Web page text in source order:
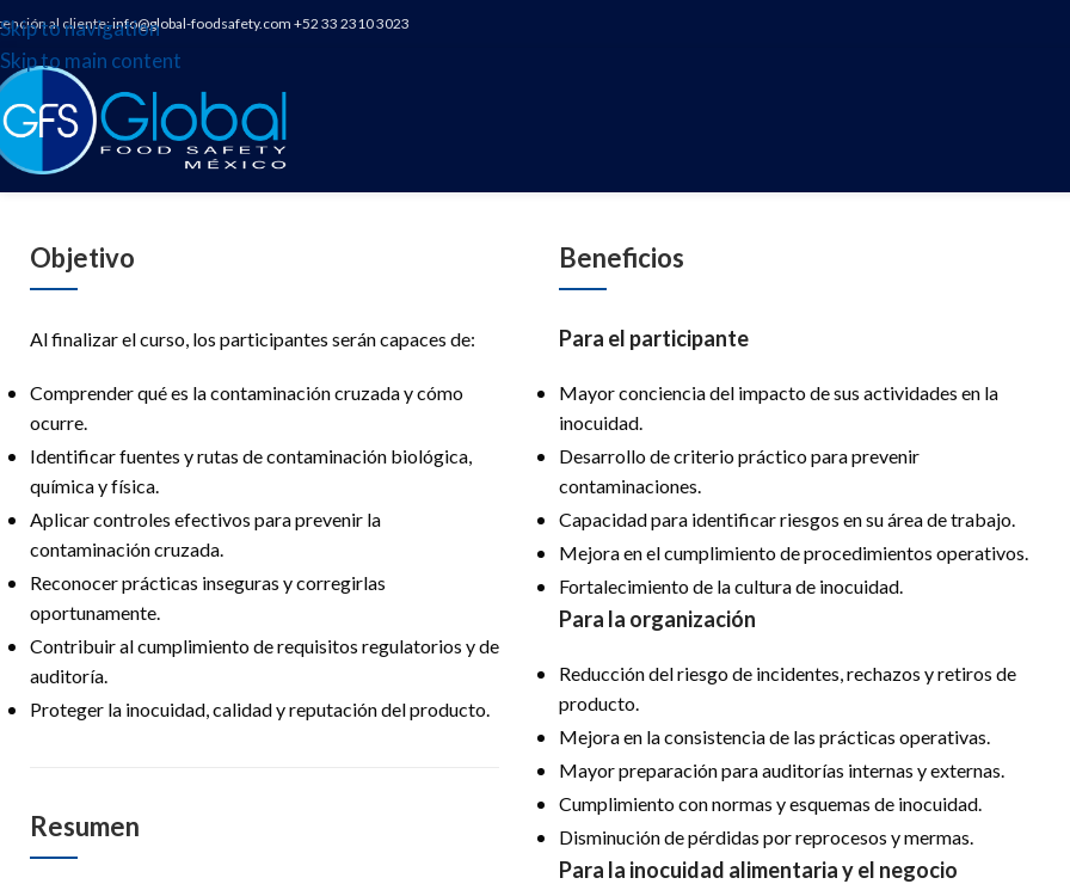
Skip to navigation
Skip to main content
al cliente:info@global-foodsafety.com +52 33 2310 3023
Objetivo
Al finalizar el curso, los participantes serán capaces de:
Comprender qué es la contaminación cruzada y cómo
ocurre.
Identificar fuentes y rutas de contaminación biológica,
química y física.
Aplicar controles efectivos para prevenir la
contaminación cruzada.
Reconocer prácticas inseguras y corregirlas
oportunamente.
Contribuir al cumplimiento de requisitos regulatorios y de
auditoría.
Proteger la inocuidad, calidad y reputación del producto.
Resumen
Beneficios
Para el participante
Mayor conciencia del impacto de sus actividades en la
inocuidad.
Desarrollo de criterio práctico para prevenir
contaminaciones.
Capacidad para identificar riesgos en su área de trabajo.
Mejora en el cumplimiento de procedimientos operativos.
Fortalecimiento de la cultura de inocuidad.
Para la organización
Reducción del riesgo de incidentes, rechazos y retiros de
producto.
Mejora en la consistencia de las prácticas operativas.
Mayor preparación para auditorías internas y externas.
Cumplimiento con normas y esquemas de inocuidad.
Disminución de pérdidas por reprocesos y mermas.
Para la inocuidad alimentaria yel negocio